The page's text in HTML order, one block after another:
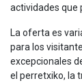
actividades que
La oferta es
para los
excepcionales
el perretxiko, la